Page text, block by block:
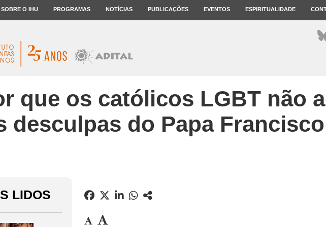
SOBRE O IHU PROGRAMAS NOTÍCIAS PUBLICAÇÕES EVENTOS ESPIRITUALIDADE
que os católicos LGBT não
desculpas do Papa
LIDOS